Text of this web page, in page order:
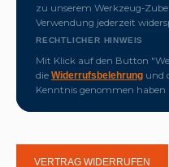
zu unserem Werkzeug-
Verwendung jederzeit
RECHTLICHER HINWEIS
Mit Klick auf den Button
die Widerrufsbelehrung und
Kenntnis genommen haben
VERTRAG WIDERRUFEN